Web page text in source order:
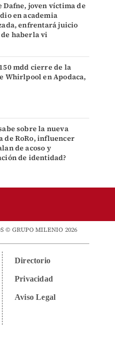
Dafne, joven víctima de
en academia
enfrentará juicio
de haberla vi
mdd cierre de la
Whirlpool en Apodaca,
sobre la nueva
de RoRo, influencer
de acoso y
de identidad?
© GRUPO MILENIO 2026
Directorio
Privacidad
Aviso Legal